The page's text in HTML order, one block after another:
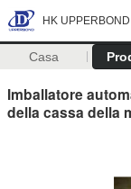
HK
Casa
Imballatore
della cassa della